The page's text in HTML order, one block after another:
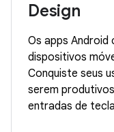
Design
Os apps Android
dispositivos
Conquiste seus
serem
entradas de